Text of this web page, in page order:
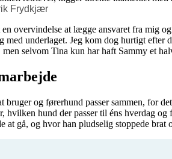
Frydkjær
en overvindelse at lægge ansvaret fra mig
med underlaget. Jeg kom dog hurtigt
selvom Tina kun har haft Sammy et
bruger og førerhund passer sammen, for
hund der passer til éns hverdag og
at gå, og hvor han pludselig stoppede